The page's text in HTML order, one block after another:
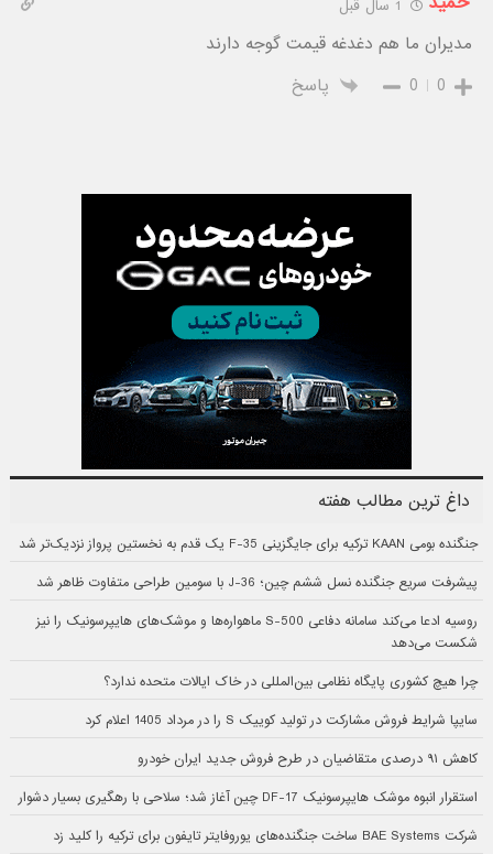
مدیران ما هم دغدغه قیمت گوجه دارند
0
0 پاسخ
داغ ترین مطالب هفته
جنگنده بومی KAAN ترکیه برای جایگزینی F-35 یک قدم به نخستین پرواز نزدیک‌تر شد
پیشرفت سریع جنگنده نسل ششم چین؛ J-36 با سومین طراحی متفاوت ظاهر شد
روسیه ادعا می‌کند سامانه دفاعی S-500 ماهواره‌ها و موشک‌های هایپرسونیک را نیز
شکست می‌دهد
چرا هیچ کشوری پایگاه نظامی بین‌المللی در خاک ایالات متحده ندارد؟
سایپا شرایط فروش مشارکت در تولید کوییک S را در مرداد 1405 اعلام کرد
کاهش ۹۱ درصدی متقاضیان در طرح فروش جدید ایران خودرو
استقرار انبوه موشک هایپرسونیک DF-17 چین آغاز شد؛ سلاحی با رهگیری بسیار دشوار
شرکت BAE Systems ساخت جنگنده‌های یوروفایتر تایفون برای ترکیه را کلید زد